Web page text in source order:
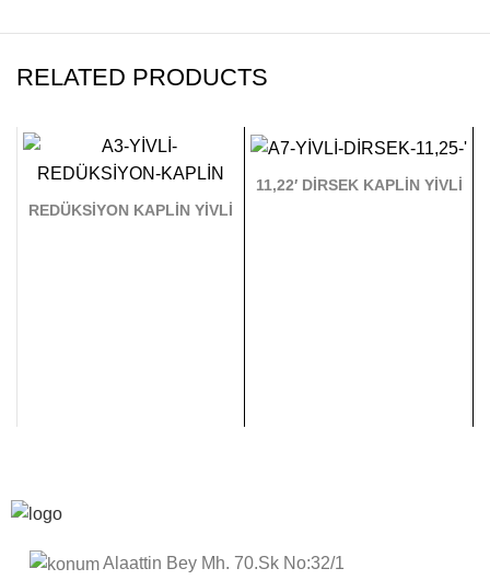
RELATED PRODUCTS
REDÜKSİYON KAPLİN YİVLİ
11,22′ DİRSEK KAPLİN YİVLİ
Alaattin Bey Mh. 70.Sk No:32/1